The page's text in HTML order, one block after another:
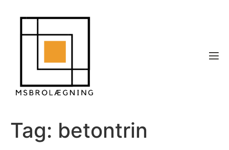
Tag: betontrin